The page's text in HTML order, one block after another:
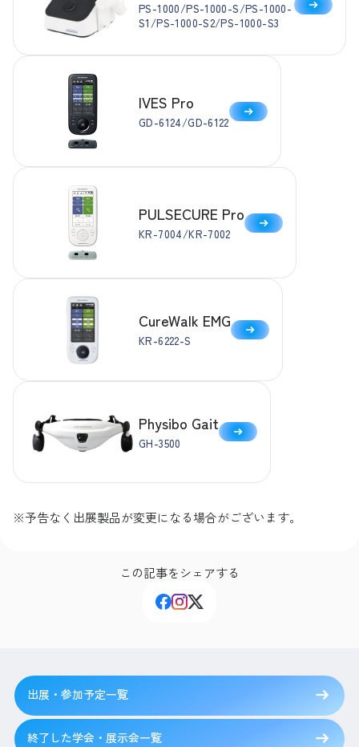
PS-1000/PS-1000-S/PS-1000-
S1/PS-1000-S2/PS-1000-S3
IVES Pro
GD-6124/GD-6122
PULSECURE Pro
KR-7004/KR-7002
CureWalk EMG
KR-6222-S
Physibo Gait
GH-3500
※予告なく出展製品が変更になる場合がございます。
この記事をシェアする
出展・参加予定一覧
終了した学会・展示会一覧